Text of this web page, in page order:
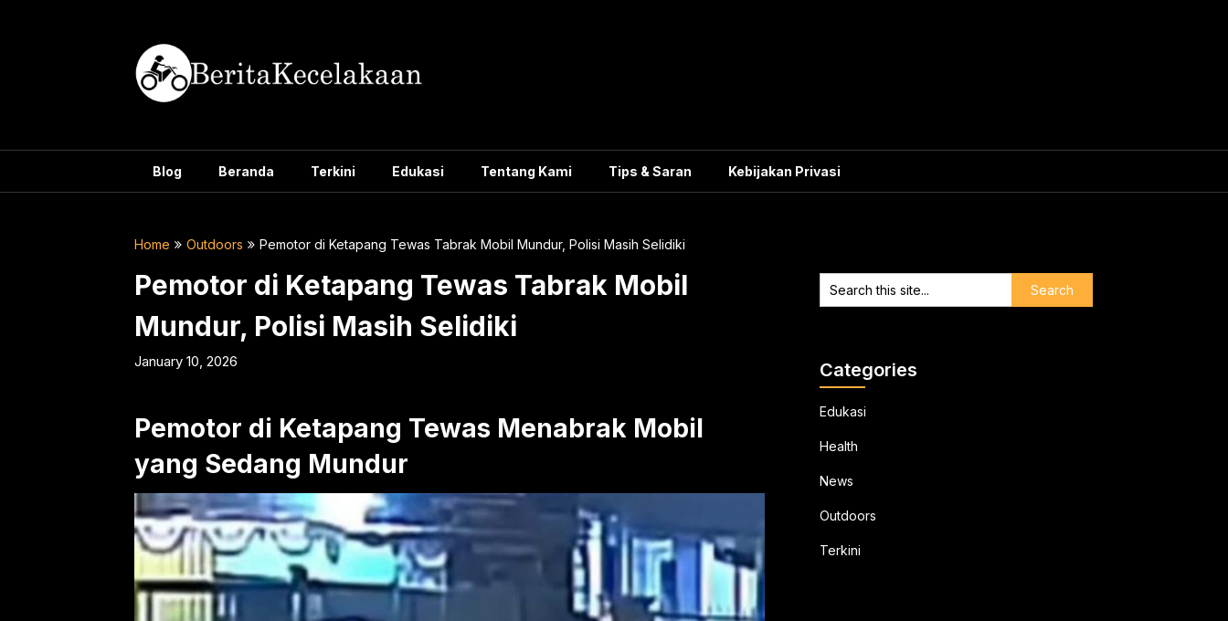
Blog Beranda Terkini Edukasi Tentang Kami Tips & Saran Kebijakan Privasi
Home Outdoors Pemotor di Ketapang Tewas Tabrak Mobil Mundur, Polisi Masih Selidiki
Pemotor di Ketapang Tewas Tabrak Mobil
Mundur, Polisi Masih Selidiki
January 10, 2026
Pemotor di Ketapang Tewas Menabrak Mobil
yang Sedang Mundur
Categories
Edukasi
Health
News
Outdoors
Terkini